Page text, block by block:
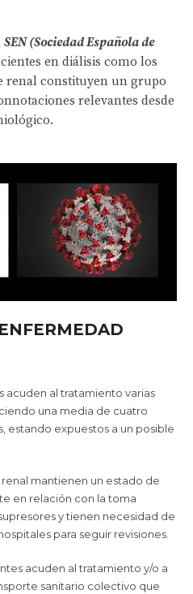
SEN (Sociedad Española de
en diálisis como los
renal constituyen un grupo
relevantes desde
acuden al tratamiento varias
una media de cuatro
estando expuestos a un posible
mantienen un estado de
en relación con la toma
y tienen necesidad de
para seguir revisiones.
acuden al tratamiento y/o a
sanitario colectivo que